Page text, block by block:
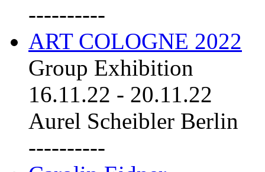
----------
ART COLOGNE 2022
Group Exhibition
16.11.22 - 20.11.22
Aurel Scheibler Berlin
----------